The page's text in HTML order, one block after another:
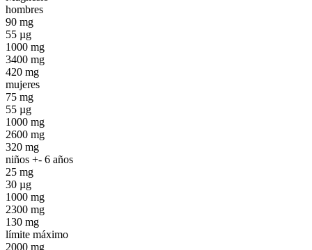
hombres
90 mg
55 µg
1000 mg
3400 mg
420 mg
mujeres
75 mg
55 µg
1000 mg
2600 mg
320 mg
niños +- 6 años
25 mg
30 µg
1000 mg
2300 mg
130 mg
límite máximo
2000 mg